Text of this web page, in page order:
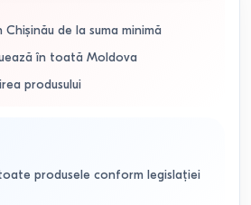
de la suma minimă
în toată Moldova
produsului
produsele conform legislației